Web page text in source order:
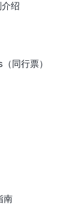
绍
同行票）
南